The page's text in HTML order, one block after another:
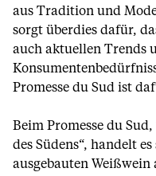
aus Tradition und
sorgt überdies dafür,
auch aktuellen Trends
Promesse du Sud ist
Beim Promesse du
des Südens“, handelt
ausgebauten Weißwein